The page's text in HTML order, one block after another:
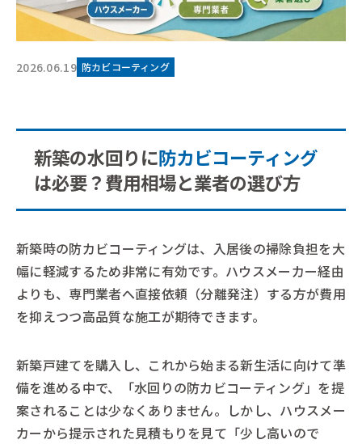
2026.06.19 防カビコーティング
新築の水回りに防カビコーティング
は必要？費用相場と業者の選び方
新築時の防カビコーティングは、入居後の掃除負担を大
幅に軽減するため非常に有効です。ハウスメーカー経由
よりも、専門業者へ直接依頼（分離発注）する方が費用
を抑えつつ高品質な施工が期待できます。
新築戸建てを購入し、これから始まる新生活に向けて準
備を進める中で、「水回りの防カビコーティング」を提
案されることは少なくありません。しかし、ハウスメー
カーから提示された見積もりを見て「少し高いので